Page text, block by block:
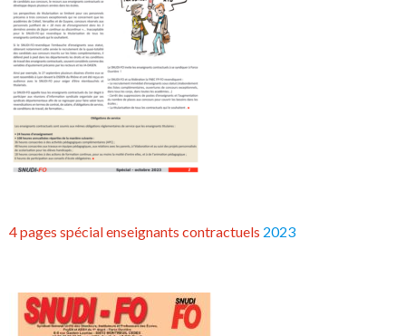
4 pages spécial enseignants contractuels 2023